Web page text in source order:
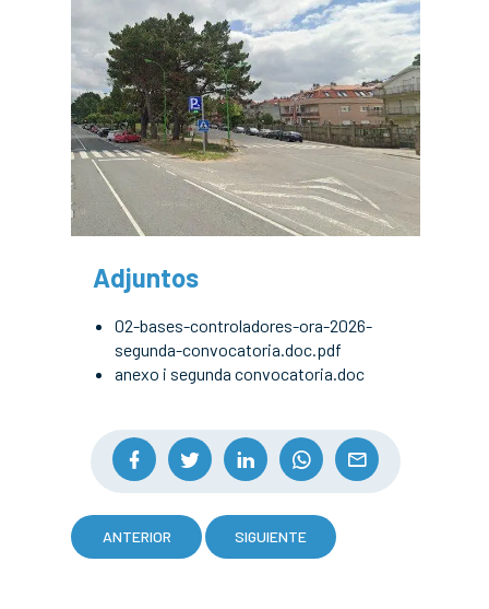
Adjuntos
02-bases-controladores-ora-2026-
segunda-convocatoria.doc.pdf
anexo i segunda convocatoria.doc
ANTERIOR SIGUIENTE